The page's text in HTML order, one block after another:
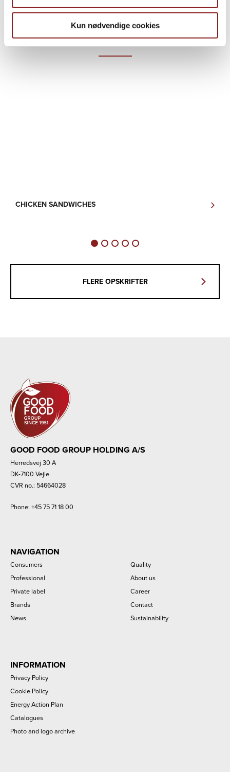
Kun nødvendige cookies
MORE RECIPES
Professional inspiration
CHICKEN SANDWICHES
FLERE OPSKRIFTER
GOOD FOOD GROUP HOLDING A/S
Herredsvej 30 A
DK-7100 Vejle
CVR no.: 54664028
Phone: +45 75 71 18 00
NAVIGATION
Consumers
Professional
Private label
Brands
News
Quality
About us
Career
Contact
Sustainability
INFORMATION
Privacy Policy
Cookie Policy
Energy Action Plan
Catalogues
Photo and logo archive